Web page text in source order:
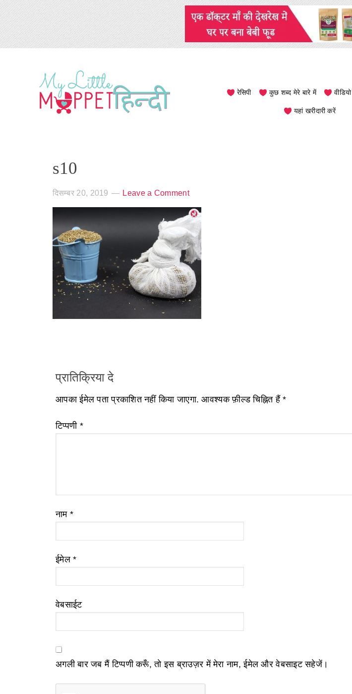
रेसिपी कुछ शब्द मेरे बारे में वीडियो
यहां खरीदारी करें
s10
दिसम्बर 20, 2019 Leave a Comment
प्रातिक्रिया दे
आपका ईमेल पता प्रकाशित नहीं किया जाएगा. आवश्यक फ़ील्ड चिह्नित हैं*
टिप्पणी *
नाम *
ईमेल*
वेबसाईट
अगली बार जब मैं टिप्पणी करूँ, तो इस ब्राउज़र में मेरा नाम, ईमेल और वेबसाइट सहेजें।